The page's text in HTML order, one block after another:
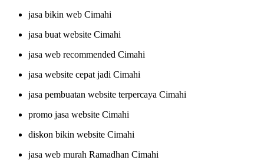
jasa bikin web Cimahi
jasa buat website Cimahi
jasa web recommended Cimahi
jasa website cepat jadi Cimahi
jasa pembuatan website terpercaya Cimahi
promo jasa website Cimahi
diskon bikin website Cimahi
jasa web murah Ramadhan Cimahi